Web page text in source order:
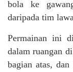
bola ke
daripada tim
Permainan ini
dalam ruangan
bagian atas,